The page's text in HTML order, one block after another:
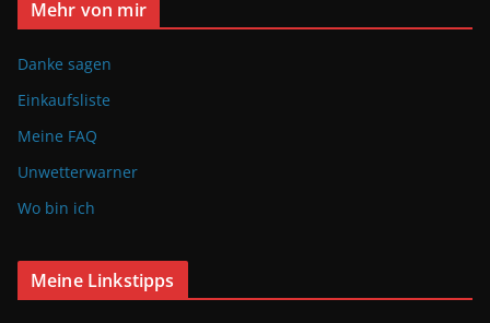
Mehr von mir
Danke sagen
Einkaufsliste
Meine FAQ
Unwetterwarner
Wo bin ich
Meine Linkstipps